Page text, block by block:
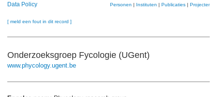
Data Policy Personen | Instituten | Publicaties | Projecten
[ meld een fout in dit record ]
Onderzoeksgroep Fycologie (UGent)
www.phycology.ugent.be